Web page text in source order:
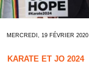
MERCREDI, 19 FÉVRIER 2020
KARATE ET JO 2024